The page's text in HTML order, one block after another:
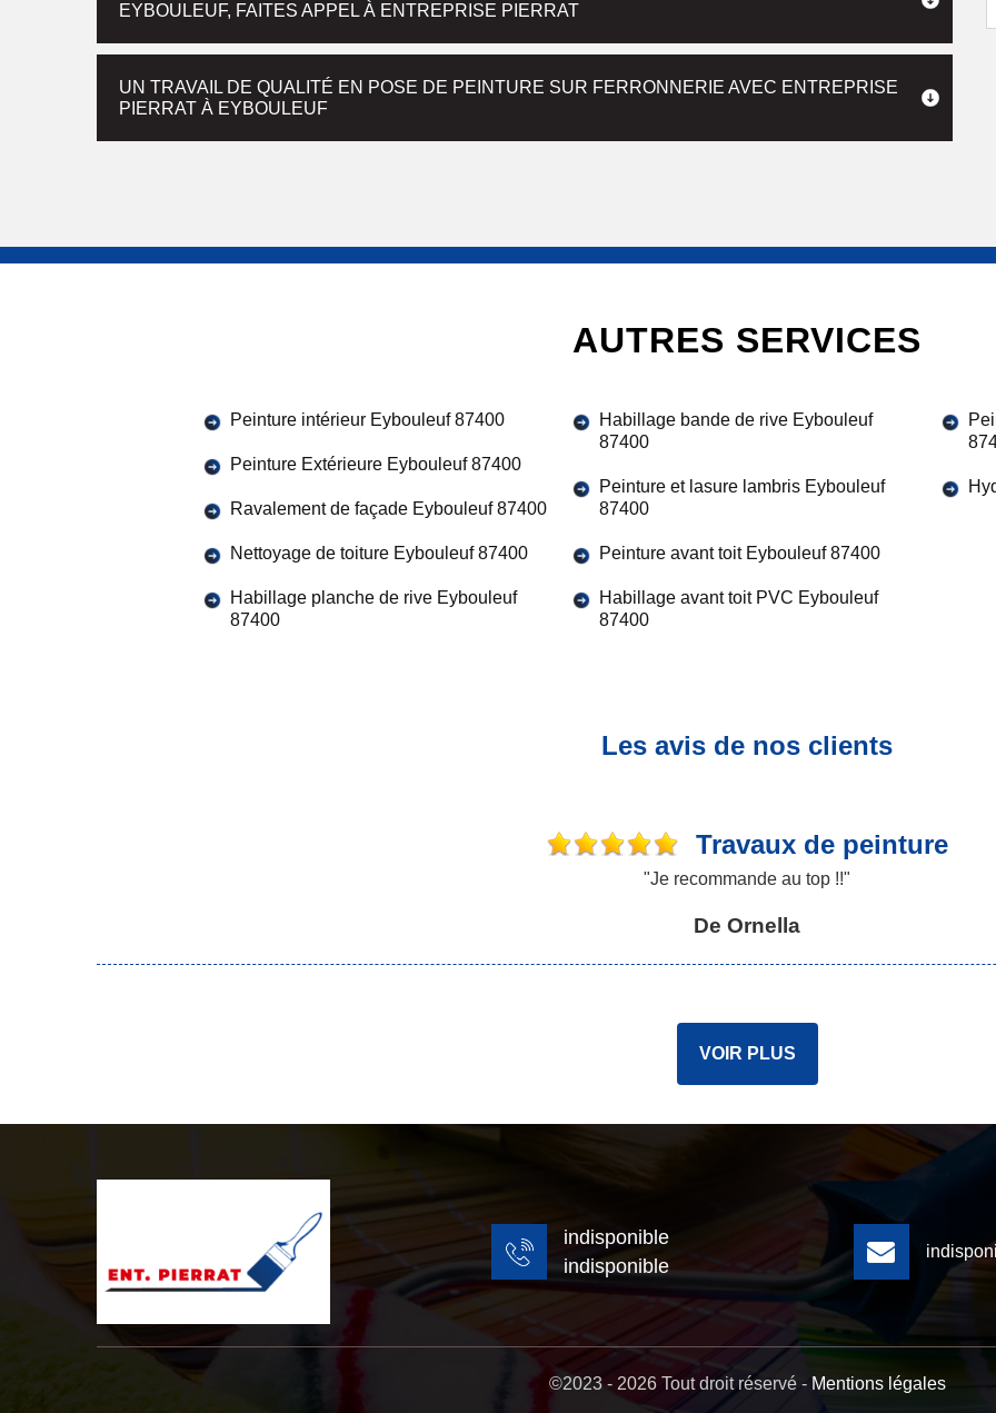
EYBOULEUF, FAITES APPEL À ENTREPRISE PIERRAT
UN TRAVAIL DE QUALITÉ EN POSE DE PEINTURE SUR FERRONNERIE AVEC ENTREPRISE
PIERRAT À EYBOULEUF
AUTRES SERVICES
Peinture intérieur Eybouleuf 87400
Peinture Extérieure Eybouleuf 87400
Ravalement de façade Eybouleuf 87400
Nettoyage de toiture Eybouleuf 87400
Habillage planche de rive Eybouleuf
87400
Habillage bande de rive Eybouleuf
87400
Peinture et lasure lambris Eybouleuf
87400
Peinture avant toit Eybouleuf 87400
Habillage avant toit PVC Eybouleuf
87400
Les avis de nos clients
Travaux de peinture
"Je recommande au top !!"
De Ornella
VOIR PLUS
indisponible
indisponible
©2023 - 2026 Tout droit réservé - Mentions légales